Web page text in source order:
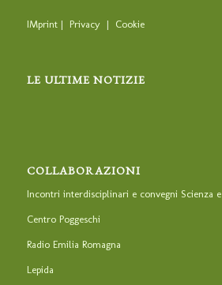
IMprint| Privacy| Cookie
LE ULTIME NOTIZIE
COLLABORAZIONI
Incontri interdisciplinari e convegni Scienza
Centro Poggeschi
Radio Emilia Romagna
Lepida